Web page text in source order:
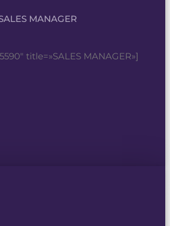
MANAGER
title=»SALES MANAGER»]